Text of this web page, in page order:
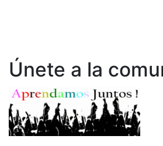
Únete a la